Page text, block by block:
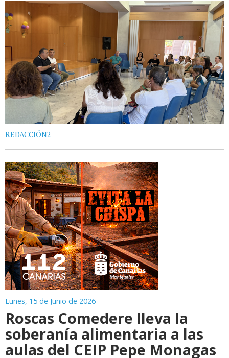
REDACCIÓN2
Lunes, 15 de Junio de 2026
Roscas Comedere lleva la
soberanía alimentaria a las
aulas del CEIP Pepe Monagas